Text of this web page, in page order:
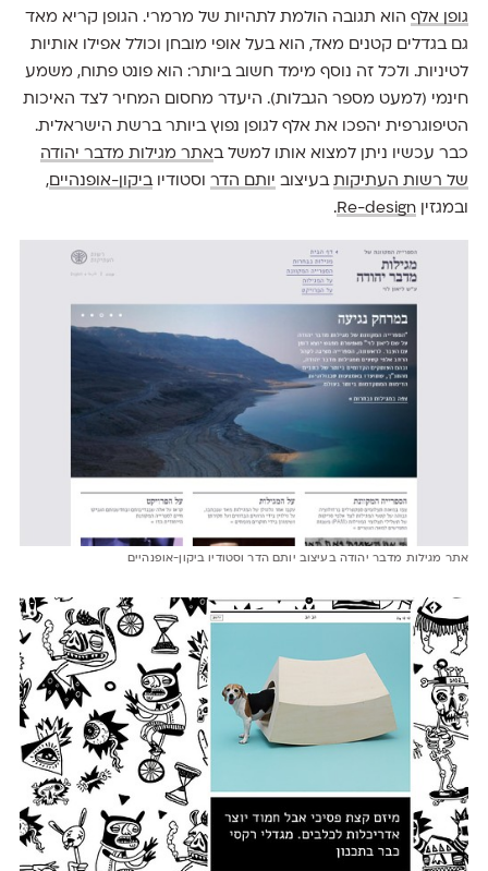
גופן אלףהוא תגובה הולמת לתהיות של מרמרי. הגופן קריא מאד
גם בגדלים קטנים מאד, הוא בעל אופי מובחן וכולל אפילו אותיות
לטיניות. ולכל זה נוסף מימד חשוב ביותר: הוא פונט פתוח, משמע
חינמי (למעט מספר הגבלות). היעדר מחסום המחיר לצד האיכות
הטיפוגרפית יהפכו את אלף לגופן נפוץ ביותר ברשת הישראלית.
כבר עכשיו ניתן למצוא אותו למשל באתר מגילות מדבר יהודה
של רשות העתיקותבעיצוב יותם הדרוסטודיוביקון-אופנהיים,
ובמגזין Re-design
.
אתר מגילות מדבר יהודה בעיצוב יותם הדר וסטודיו ביקון-אופנהיים